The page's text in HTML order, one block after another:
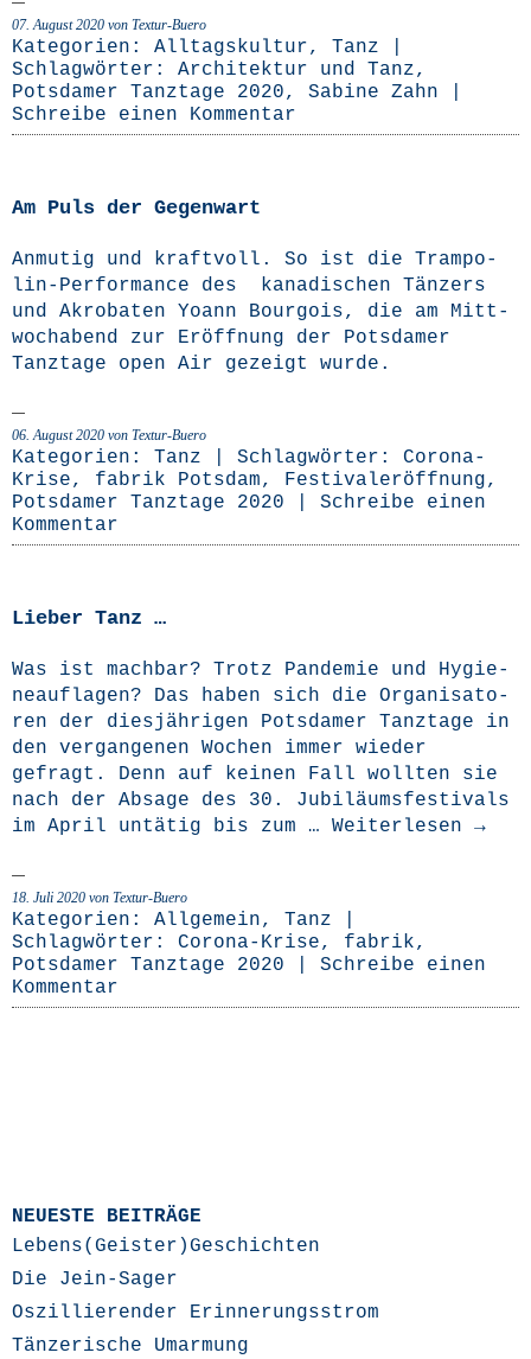
07. August 2020 von Textur-Buero
Kategorien: Alltagskultur, Tanz
Schlagwörter: Architektur und Tanz,
Potsdamer Tanztage 2020, Sabine Zahn
Schreibe einen Kommentar
Am Puls der Gegenwart
Anmu­tig und kraft­voll. So ist die Tram­­po­­
lin-Per­­for­­mance des kana­di­schen Tän­zers
und Akro­ba­ten Yoann Bour­go­is, die am Mitt­
woch­abend zur Eröff­nung der Pots­da­mer
Tanz­ta­ge open Air gezeigt wurde.
06. August 2020 von Textur-Buero
Kategorien: Tanz | Schlagwörter: Corona-
Krise, fabrik Potsdam, Festivaleröffnung,
Potsdamer Tanztage 2020
Schreibe einen
Kommentar
Lieber Tanz …
Was ist mach­bar? Trotz Pan­de­mie und Hygie­
ne­auf­la­gen? Das haben sich die Orga­ni­sa­to­
ren der dies­jäh­ri­gen Pots­da­mer Tanz­ta­ge in
den ver­gan­ge­nen Wochen immer wie­der
gefragt. Denn auf kei­nen Fall woll­ten sie
nach der Absa­ge des 30. Jubi­lä­ums­fes­ti­vals
im April untä­tig bis zum … Wei­ter­le­sen →
18. Juli 2020 von Textur-Buero
Kategorien: Allgemein, Tanz
Schlagwörter: Corona-Krise, fabrik,
Potsdamer Tanztage 2020
Schreibe einen
Kommentar
NEUESTE BEITRÄGE
Lebens(Geister)Geschichten
Die Jein-Sager
Oszillierender Erinnerungsstrom
Tänzerische Umarmung